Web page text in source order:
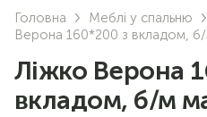
знайдено. Уточніть свій
Головна Меблі у спальню
Верона 160*200 з вкладом,
Ліжко Верона
вкладом, б/м